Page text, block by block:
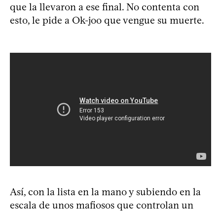
que la llevaron a ese final. No contenta con
esto, le pide a Ok-joo que vengue su muerte.
Así, con la lista en la mano y subiendo en la
escala de unos mafiosos que controlan un